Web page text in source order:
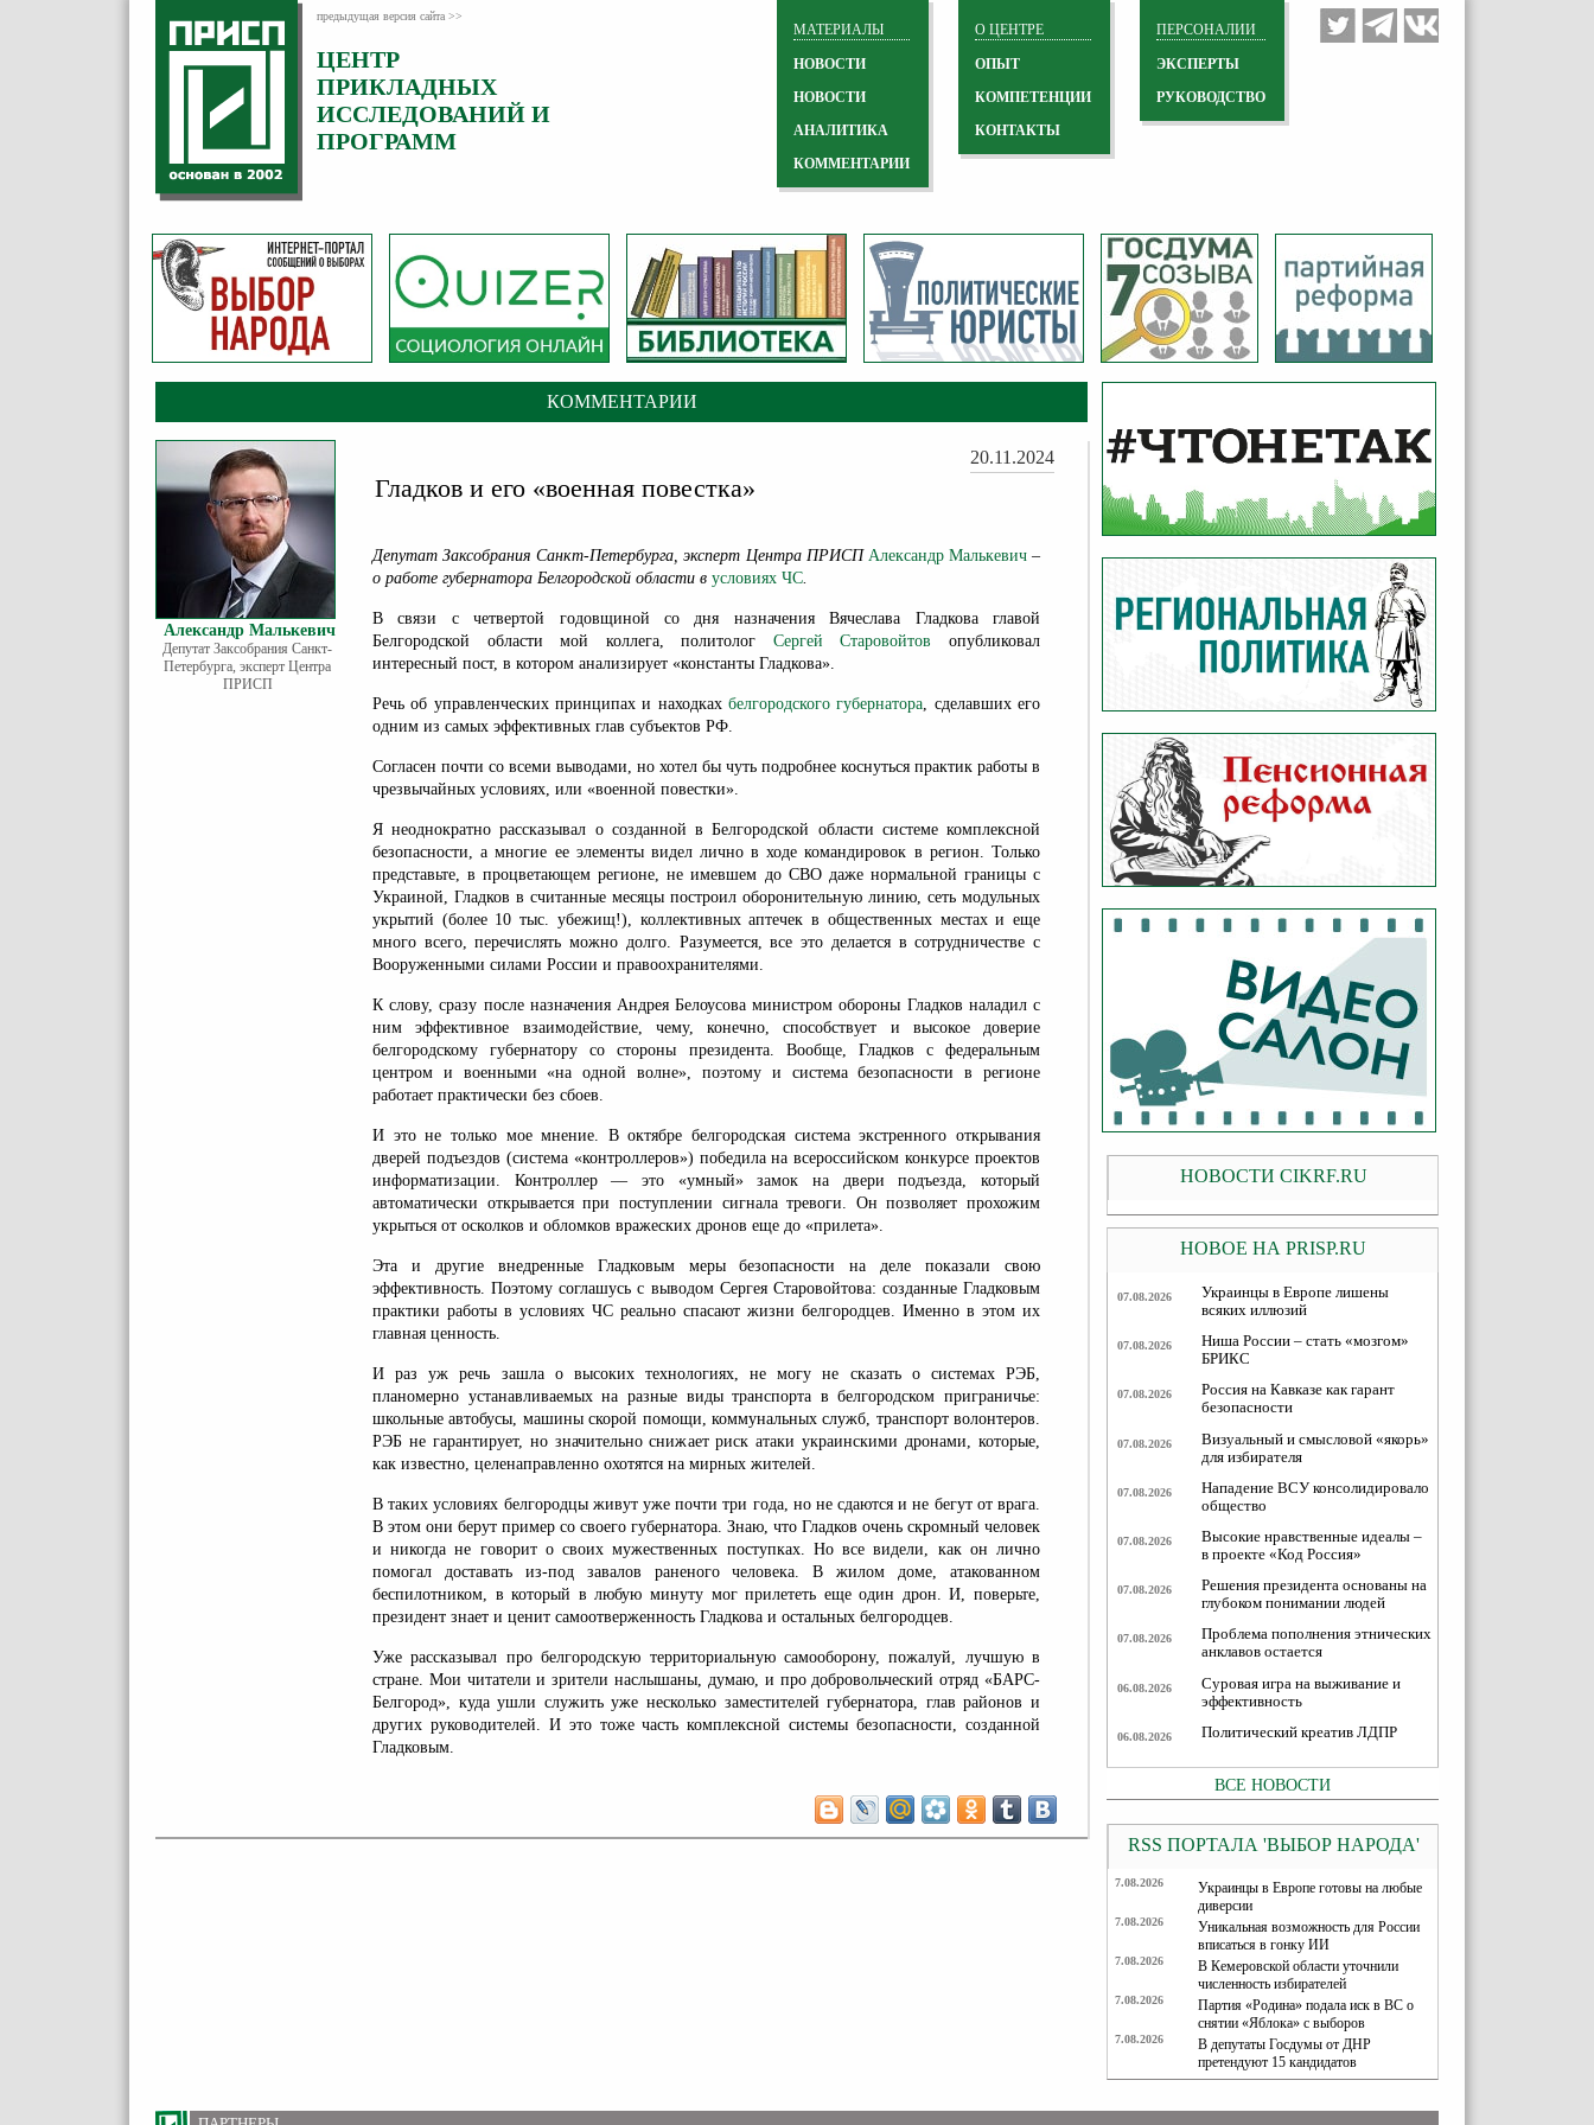
предыдущая версия сайта >>
ЦЕНТР
ПРИКЛАДНЫХ
ИССЛЕДОВАНИЙ И
ПРОГРАММ
ПЕРСОНАЛИИ
ЭКСПЕРТЫ
РУКОВОДСТВО
О ЦЕНТРЕ
ОПЫТ
КОМПЕТЕНЦИИ
КОНТАКТЫ
МАТЕРИАЛЫ
НОВОСТИ
НОВОСТИ
АНАЛИТИКА
КОММЕНТАРИИ
КОММЕНТАРИИ
Александр Малькевич
Депутат Заксобрания Санкт-
Петербурга, эксперт Центра
ПРИСП
20.11.2024
Гладков и его «военная повестка»
Депутат Заксобрания Санкт-Петербурга, эксперт Центра ПРИСП Александр Малькевич–
о работе губернатора Белгородской области в условиях ЧС.
В связи с четвертой годовщиной со дня назначения Вячеслава Гладкова главой
Белгородской области мой коллега, политолог Сергей Старовойтов опубликовал
интересный пост, в котором анализирует «константы Гладкова».
Речь об управленческих принципах и находках белгородского губернатора, сделавших его
одним из самых эффективных глав субъектов РФ.
Согласен почти со всеми выводами, но хотел бы чуть подробнее коснуться практик работы в
чрезвычайных условиях, или «военной повестки».
Я неоднократно рассказывал о созданной в Белгородской области системе комплексной
безопасности, а многие ее элементы видел лично в ходе командировок в регион. Только
представьте, в процветающем регионе, не имевшем до СВО даже нормальной границы с
Украиной, Гладков в считанные месяцы построил оборонительную линию, сеть модульных
укрытий (более 10 тыс. убежищ!), коллективных аптечек в общественных местах и еще
много всего, перечислять можно долго. Разумеется, все это делается в сотрудничестве с
Вооруженными силами России и правоохранителями.
К слову, сразу после назначения Андрея Белоусова министром обороны Гладков наладил с
ним эффективное взаимодействие, чему, конечно, способствует и высокое доверие
белгородскому губернатору со стороны президента. Вообще, Гладков с федеральным
центром и военными «на одной волне», поэтому и система безопасности в регионе
работает практически без сбоев.
И это не только мое мнение. В октябре белгородская система экстренного открывания
дверей подъездов (система «контроллеров») победила на всероссийском конкурсе проектов
информатизации. Контроллер — это «умный» замок на двери подъезда, который
автоматически открывается при поступлении сигнала тревоги. Он позволяет прохожим
укрыться от осколков и обломков вражеских дронов еще до «прилета».
Эта и другие внедренные Гладковым меры безопасности на деле показали свою
эффективность. Поэтому соглашусь с выводом Сергея Старовойтова: созданные Гладковым
практики работы в условиях ЧС реально спасают жизни белгородцев. Именно в этом их
главная ценность.
И раз уж речь зашла о высоких технологиях, не могу не сказать о системах РЭБ,
планомерно устанавливаемых на разные виды транспорта в белгородском приграничье:
школьные автобусы, машины скорой помощи, коммунальных служб, транспорт волонтеров.
РЭБ не гарантирует, но значительно снижает риск атаки украинскими дронами, которые,
как известно, целенаправленно охотятся на мирных жителей.
В таких условиях белгородцы живут уже почти три года, но не сдаются и не бегут от врага.
В этом они берут пример со своего губернатора. Знаю, что Гладков очень скромный человек
и никогда не говорит о своих мужественных поступках. Но все видели, как он лично
помогал доставать из-под завалов раненого человека. В жилом доме, атакованном
беспилотником, в который в любую минуту мог прилететь еще один дрон. И, поверьте,
президент знает и ценит самоотверженность Гладкова и остальных белгородцев.
Уже рассказывал про белгородскую территориальную самооборону, пожалуй, лучшую в
стране. Мои читатели и зрители наслышаны, думаю, и про добровольческий отряд «БАРС-
Белгород», куда ушли служить уже несколько заместителей губернатора, глав районов и
других руководителей. И это тоже часть комплексной системы безопасности, созданной
Гладковым.
НОВОСТИ CIKRF.RU
НОВОЕ НА PRISP.RU
07.08.2026
Украинцы в Европе лишены
всяких иллюзий
07.08.2026
Ниша России – стать «мозгом»
БРИКС
07.08.2026
Россия на Кавказе как гарант
безопасности
07.08.2026
Визуальный и смысловой «якорь»
для избирателя
07.08.2026
Нападение ВСУ консолидировало
общество
07.08.2026
Высокие нравственные идеалы –
в проекте «Код Россия»
07.08.2026
Решения президента основаны на
глубоком понимании людей
07.08.2026
Проблема пополнения этнических
анклавов остается
06.08.2026
Суровая игра на выживание и
эффективность
06.08.2026 Политический креатив ЛДПР
ВСЕ НОВОСТИ
RSS ПОРТАЛА 'ВЫБОР НАРОДА'
7.08.2026
Украинцы в Европе готовы на любые
диверсии
7.08.2026
Уникальная возможность для России
вписаться в гонку ИИ
7.08.2026
В Кемеровской области уточнили
численность избирателей
7.08.2026
Партия «Родина» подала иск в ВС о
снятии «Яблока» с выборов
7.08.2026
В депутаты Госдумы от ДНР
претендуют 15 кандидатов